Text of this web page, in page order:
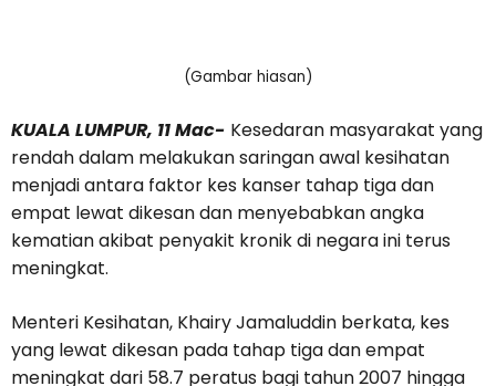
(Gambar hiasan)
KUALA LUMPUR, 11 Mac- Kesedaran masyarakat yang
rendah dalam melakukan saringan awal kesihatan
menjadi antara faktor kes kanser tahap tiga dan
empat lewat dikesan dan menyebabkan angka
kematian akibat penyakit kronik di negara ini terus
meningkat.
Menteri Kesihatan, Khairy Jamaluddin berkata, kes
yang lewat dikesan pada tahap tiga dan empat
meningkat dari 58.7 peratus bagi tahun 2007 hingga